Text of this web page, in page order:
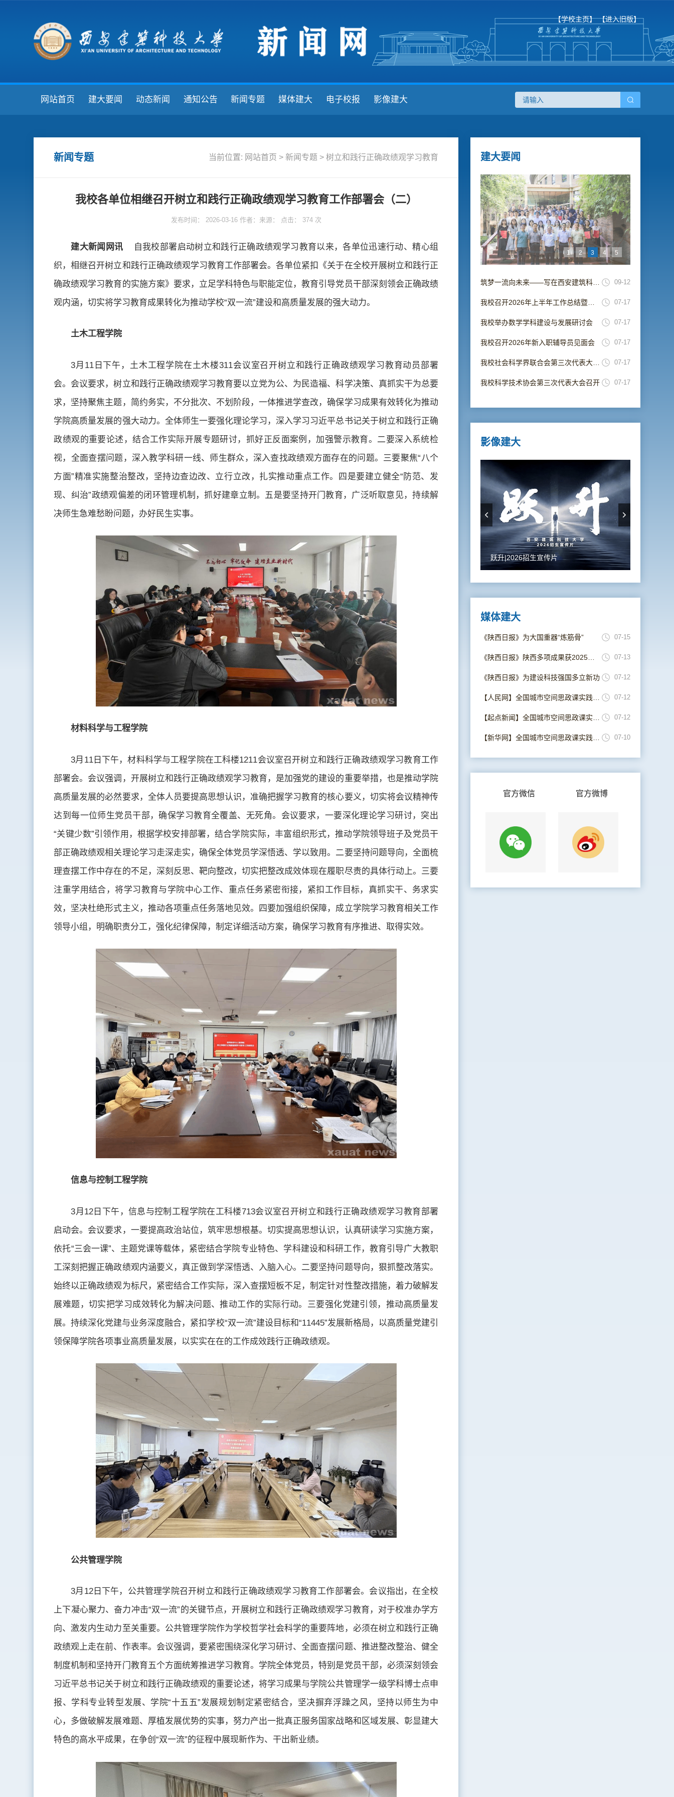
【学校主页】 【进入旧版】
网站首页 建大要闻 动态新闻 通知公告 新闻专题 媒体建大 电子校报 影像建大
新闻专题 当前位置: 网站首页 > 新闻专题 > 树立和践行正确政绩观学习教育
我校各单位相继召开树立和践行正确政绩观学习教育工作部署会（二）
发布时间： 2026-03-16 作者：来源： 点击： 374次
建大新闻网讯
自我校部署启动树立和践行正确政绩观学习教育以来，各单位迅速行动、精心组
织，相继召开树立和践行正确政绩观学习教育工作部署会。各单位紧扣《关于在全校开展树立和践行正
确政绩观学习教育的实施方案》要求，立足学科特色与职能定位，教育引导党员干部深刻领会正确政绩
观内涵，切实将学习教育成果转化为推动学校“双一流”建设和高质量发展的强大动力。
土木工程学院
3月11日下午，土木工程学院在土木楼311会议室召开树立和践行正确政绩观学习教育动员部署
会。会议要求，树立和践行正确政绩观学习教育要以立党为公、为民造福、科学决策、真抓实干为总要
求，坚持聚焦主题，简约务实，不分批次、不划阶段，一体推进学查改，确保学习成果有效转化为推动
学院高质量发展的强大动力。全体师生一要强化理论学习，深入学习习近平总书记关于树立和践行正确
政绩观的重要论述，结合工作实际开展专题研讨，抓好正反面案例，加强警示教育。二要深入系统检
视，全面查摆问题，深入教学科研一线、师生群众，深入查找政绩观方面存在的问题。三要聚焦“八个
方面”精准实施整治整改，坚持边查边改、立行立改，扎实推动重点工作。四是要建立健全“防范、发
现、纠治”政绩观偏差的闭环管理机制，抓好建章立制。五是要坚持开门教育，广泛听取意见，持续解
决师生急难愁盼问题，办好民生实事。
材料科学与工程学院
3月11日下午，材料科学与工程学院在工科楼1211会议室召开树立和践行正确政绩观学习教育工作
部署会。会议强调，开展树立和践行正确政绩观学习教育，是加强党的建设的重要举措，也是推动学院
高质量发展的必然要求，全体人员要提高思想认识，准确把握学习教育的核心要义，切实将会议精神传
达到每一位师生党员干部，确保学习教育全覆盖、无死角。会议要求，一要深化理论学习研讨，突出
“关键少数”引领作用，根据学校安排部署，结合学院实际，丰富组织形式，推动学院领导班子及党员干
部正确政绩观相关理论学习走深走实，确保全体党员学深悟透、学以致用。二要坚持问题导向，全面梳
理查摆工作中存在的不足，深刻反思、靶向整改，切实把整改成效体现在履职尽责的具体行动上。三要
注重学用结合，将学习教育与学院中心工作、重点任务紧密衔接，紧扣工作目标，真抓实干、务求实
效，坚决杜绝形式主义，推动各项重点任务落地见效。四要加强组织保障，成立学院学习教育相关工作
领导小组，明确职责分工，强化纪律保障，制定详细活动方案，确保学习教育有序推进、取得实效。
信息与控制工程学院
3月12日下午，信息与控制工程学院在工科楼713会议室召开树立和践行正确政绩观学习教育部署
启动会。会议要求，一要提高政治站位，筑牢思想根基。切实提高思想认识，认真研读学习实施方案，
依托“三会一课”、主题党课等载体，紧密结合学院专业特色、学科建设和科研工作，教育引导广大教职
工深刻把握正确政绩观内涵要义，真正做到学深悟透、入脑入心。二要坚持问题导向，狠抓整改落实。
始终以正确政绩观为标尺，紧密结合工作实际，深入查摆短板不足，制定针对性整改措施，着力破解发
展难题，切实把学习成效转化为解决问题、推动工作的实际行动。三要强化党建引领，推动高质量发
展。持续深化党建与业务深度融合，紧扣学校“双一流”建设目标和“11445”发展新格局，以高质量党建引
领保障学院各项事业高质量发展，以实实在在的工作成效践行正确政绩观。
公共管理学院
3月12日下午，公共管理学院召开树立和践行正确政绩观学习教育工作部署会。会议指出，在全校
上下凝心聚力、奋力冲击“双一流”的关键节点，开展树立和践行正确政绩观学习教育，对于校准办学方
向、激发内生动力至关重要。公共管理学院作为学校哲学社会科学的重要阵地，必须在树立和践行正确
政绩观上走在前、作表率。会议强调，要紧密围绕深化学习研讨、全面查摆问题、推进整改整治、健全
制度机制和坚持开门教育五个方面统筹推进学习教育。学院全体党员，特别是党员干部，必须深刻领会
习近平总书记关于树立和践行正确政绩观的重要论述，将学习成果与学院公共管理学一级学科博士点申
报、学科专业转型发展、学院“十五五”发展规划制定紧密结合，坚决摒弃浮躁之风，坚持以师生为中
心，多做破解发展难题、厚植发展优势的实事，努力产出一批真正服务国家战略和区域发展、彰显建大
特色的高水平成果，在争创“双一流”的征程中展现新作为、干出新业绩。
建大要闻
1 2 3 4 5
09-12
07-17
07-17
我校举办数学学科建设与发展研讨会
07-17
我校召开2026年新入职辅导员见面会
07-17
07-17
我校科学技术协会第三次代表大会召开
影像建大
跃升|2026招生宣传片
媒体建大
07-15
《陕西日报》为大国重器“炼筋骨”
07-13
07-12
《陕西日报》为建设科技强国多立新功
07-12
07-12
07-10
官方微信 官方微博